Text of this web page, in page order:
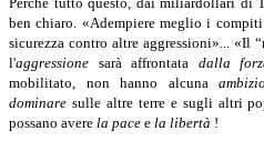
ben chiaro. «Adempiere meglio i
sicurezza contro altre aggressioni»... «Il
l'aggressione sarà affrontata dalla
mobilitato, non hanno alcuna
dominare sulle altre terre e sugli altri
possano avere la pace e la libertà !